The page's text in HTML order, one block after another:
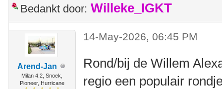
Bedankt door: Willeke_IGKT
Arend-Jan
Milan 4.2, Snoek,
Pioneer, Hurricane
14-May-2026, 06:45 PM
Rond/bij de Willem
regio een populair